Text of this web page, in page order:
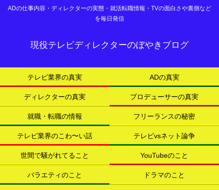
ADの仕事内容・ディレクターの実態・就活転職情報・TVの面白さや裏側など
を毎日発信
現役テレビディレクターのぼやきブログ
テレビ業界の真実 ADの真実
ディレクターの真実 プロデューサーの真実
就職・転職の情報 フリーランスの秘密
テレビ業界のこわ〜い話 テレビvsネット論争
世間で騒がれてること YouTubeのこと
バラエティのこと ドラマのこと